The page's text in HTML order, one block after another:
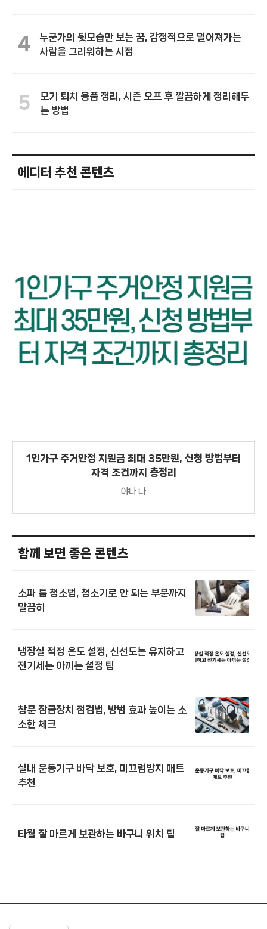
4
누군가의 뒷모습만 보는 꿈, 감정적으로 멀어져가는
사람을 그리워하는 시점
5
모기 퇴치 용품 정리, 시즌 오프 후 깔끔하게 정리해두
는 방법
에디터 추천 콘텐츠
1인가구 주거안정 지원금 최대 35만원, 신청 방법부터
자격 조건까지 총정리
야나 나
함께 보면 좋은 콘텐츠
소파 틈 청소법, 청소기로 안 되는 부분까지
말끔히
냉장실 적정 온도 설정, 신선도는 유지하고
전기세는 아끼는 설정 팁
창문 잠금장치 점검법, 방범 효과 높이는 소
소한 체크
실내 운동기구 바닥 보호, 미끄럼방지 매트
추천
타월 잘 마르게 보관하는 바구니 위치 팁